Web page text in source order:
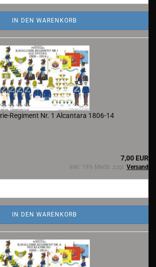
IN DEN WARENKORB
Regiment Nr. 1 Alcantara 1806-14
7,00 EUR
inkl. 19% MwSt. zzgl. Versand
IN DEN WARENKORB